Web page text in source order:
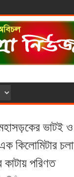
ভাটই ও
কিলোমিটার
কাটায় পরিণত